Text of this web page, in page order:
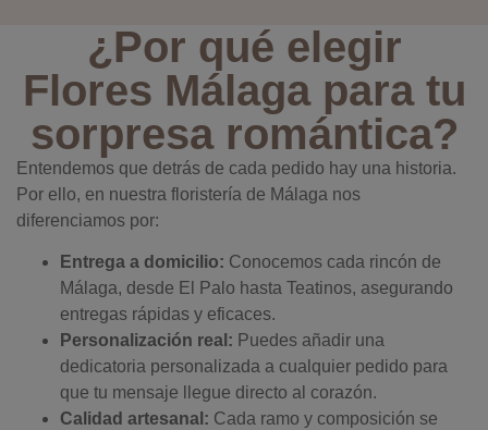
¿Por qué elegir
Flores Málaga para tu
sorpresa romántica?
Entendemos que detrás de cada pedido hay una historia.
Por ello, en nuestra floristería de Málaga nos
diferenciamos por:
Entrega a domicilio: Conocemos cada rincón de
Málaga, desde El Palo hasta Teatinos, asegurando
entregas rápidas y eficaces.
Personalización real: Puedes añadir una
dedicatoria personalizada a cualquier pedido para
que tu mensaje llegue directo al corazón.
Calidad artesanal: Cada ramo y composición se